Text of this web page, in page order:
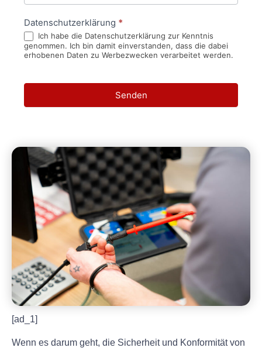
Datenschutzerklärung *
Ich habe die Datenschutzerklärung zur Kenntnis
genommen. Ich bin damit einverstanden, dass die dabei
erhobenen Daten zu Werbezwecken verarbeitet werden.
Senden
[ad_1]
Wenn es darum geht, die Sicherheit und Konformität von